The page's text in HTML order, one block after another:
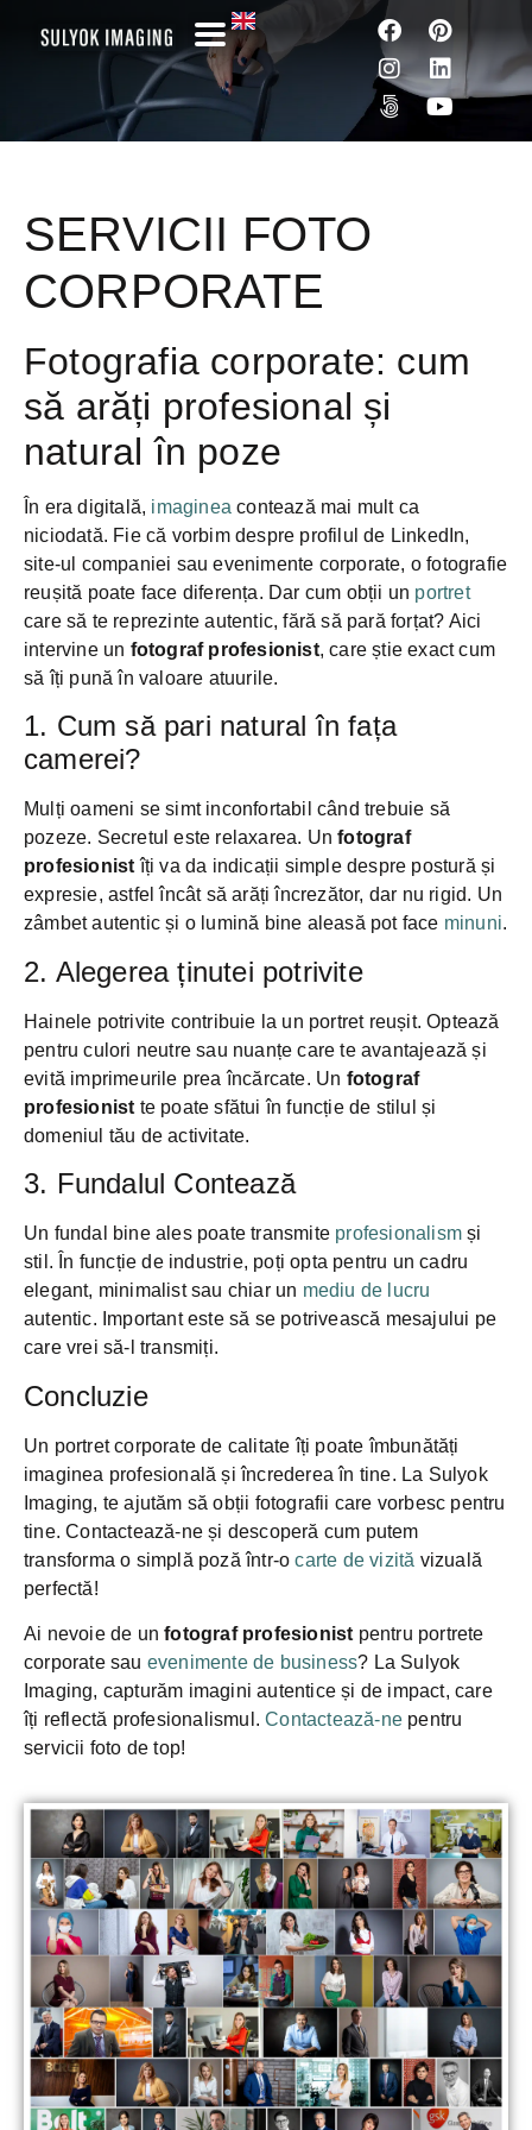
SERVICII FOTO CORPORATE
SERVICII FOTO
CORPORATE
Fotografia corporate: cum
să arăți profesional și
natural în poze
În era digitală, imaginea contează mai mult ca
niciodată. Fie că vorbim despre profilul de LinkedIn,
site-ul companiei sau evenimente corporate, o fotografie
reușită poate face diferența. Dar cum obții un portret
care să te reprezinte autentic, fără să pară forțat? Aici
intervine un fotograf profesionist, care știe exact cum
să îți pună în valoare atuurile.
1. Cum să pari natural în fața
camerei?
Mulți oameni se simt inconfortabil când trebuie să
pozeze. Secretul este relaxarea. Unfotograf
profesionist îți va da indicații simple despre postură și
expresie, astfel încât să arăți încrezător, dar nu rigid. Un
zâmbet autentic și o lumină bine aleasă pot face minuni.
2. Alegerea ținutei potrivite
Hainele potrivite contribuie la un portret reușit. Optează
pentru culori neutre sau nuanțe care te avantajează și
evită imprimeurile prea încărcate. Un fotograf
profesionist te poate sfătui în funcție de stilul și
domeniul tău de activitate.
3. Fundalul Contează
Un fundal bine ales poate transmite profesionalism și
stil. În funcție de industrie, poți opta pentru un cadru
elegant, minimalist sau chiar un mediu de lucru
autentic. Important este să se potrivească mesajului pe
care vrei să-l transmiți.
Concluzie
Un portret corporate de calitate îți poate îmbunătăți
imaginea profesională și încrederea în tine. La Sulyok
Imaging, te ajutăm să obții fotografii care vorbesc pentru
tine. Contactează-ne și descoperă cum putem
transforma o simplă poză într-ocarte de vizită vizuală
perfectă!
Ai nevoie de unfotograf profesionist pentru portrete
corporate sau evenimente de business? La Sulyok
Imaging, capturăm imagini autentice și de impact, care
îți reflectă profesionalismul.Contactează-ne pentru
servicii foto de top!